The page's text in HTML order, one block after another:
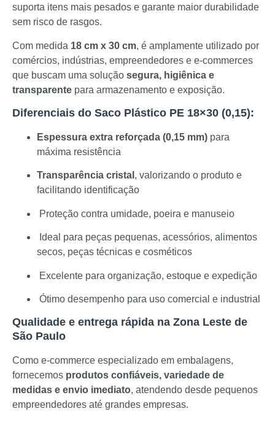
suporta itens mais pesados e garante maior durabilidade
sem risco de rasgos.
Com medida 18 cm x 30 cm, é amplamente utilizado por
comércios, indústrias, empreendedores e e-commerces
que buscam uma solução segura, higiênica e
transparente para armazenamento e exposição.
Diferenciais do Saco Plástico PE 18×30 (0,15):
Espessura extra reforçada (0,15 mm) para
máxima resistência
Transparência cristal , valorizando o produto e
facilitando identificação
Proteção contra umidade, poeira e manuseio
Ideal para peças pequenas, acessórios, alimentos
secos, peças técnicas e cosméticos
Excelente para organização, estoque e expedição
Ótimo desempenho para uso comercial e industrial
Qualidade e entrega rápida na Zona Leste de
São Paulo
Como e-commerce especializado em embalagens,
fornecemos produtos confiáveis, variedade de
medidas e envio imediato, atendendo desde pequenos
empreendedores até grandes empresas.